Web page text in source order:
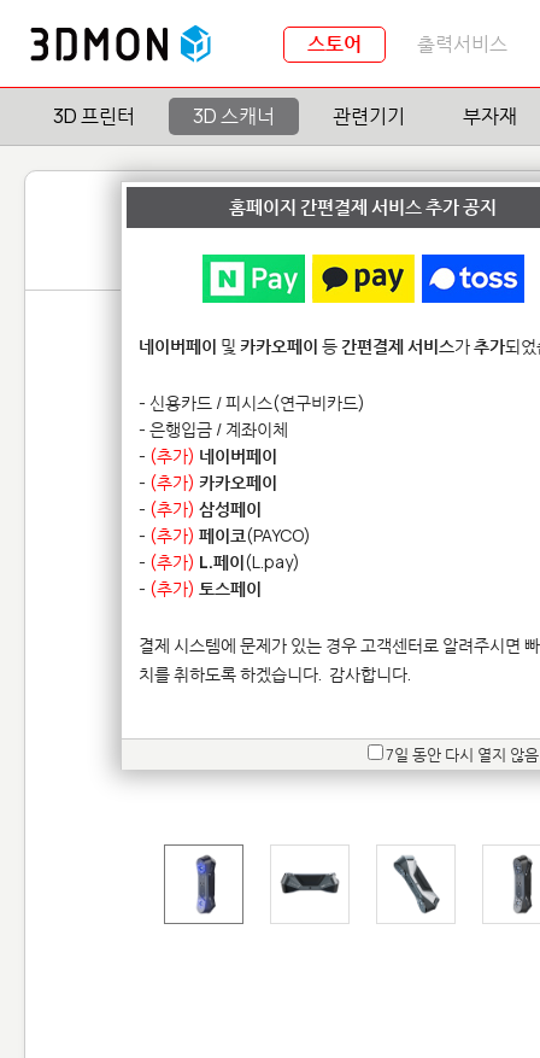
스토어 출력서비스
3D 프린터 3D 스캐너 관련기기 부자재
홈페이지 간편결제 서비스 추가 공지
네이버페이 및 카카오페이 등간편결제 서비스가추가되
- 신용카드 / 피시스(연구비카드)
- 은행입금 / 계좌이체
- (추가) 네이버페이
- (추가) 카카오페이
- (추가) 삼성페이
- (추가) 페이코(PAYCO)
- (추가) L.페이(L.pay)
- (추가) 토스페이
결제 시스템에 문제가 있는 경우 고객센터로 알려주시면
치를 취하도록 하겠습니다. 감사합니다.
7일 동안 다시 열지 않음